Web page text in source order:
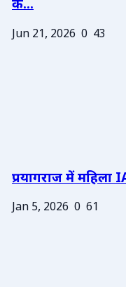
के...
Jun 21, 2026 0 43
प्रयागराज में महिला
Jan 5, 2026 0 61